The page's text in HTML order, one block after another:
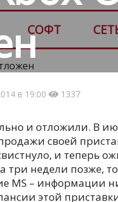
СОФТ
в 19:00 1337
и отложили. В
своей
, и теперь
три недели позже,
MS – информации
этой